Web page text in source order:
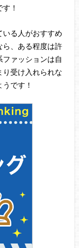
！
る人がおすすめ
ら、ある程度は許
ァッションは自
受け入れられな
です！